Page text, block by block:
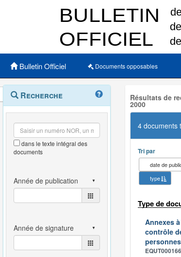
Bulletin Officiel Documents opposables
Navigation
et
outils
annexes
Menu
contextuel
Recherche
dans le texte intégral des
documents
Résultats de
2000
4 documents
Tri par
date de
type
Type de
Annexes
contrôle